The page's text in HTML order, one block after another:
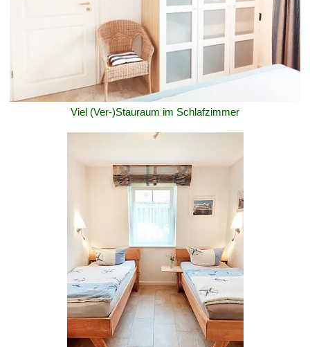
Viel (Ver-)Stauraum im Schlafzimmer